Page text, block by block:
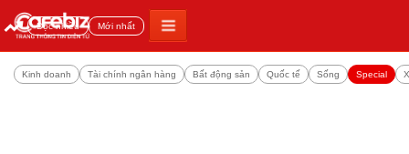
Đọc nhiều Mới nhất
Kinh doanh Tài chính ngân hàng Bất động sản Quốc tế Sống Special